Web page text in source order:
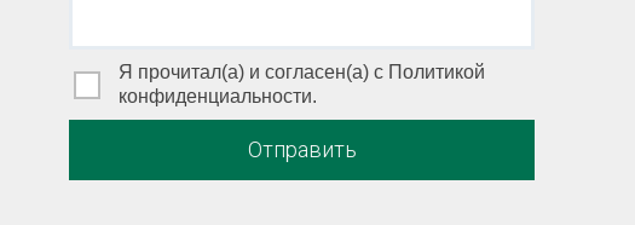
Я прочитал(а) и согласен(а) с Политикой
конфиденциальности.
Отправить